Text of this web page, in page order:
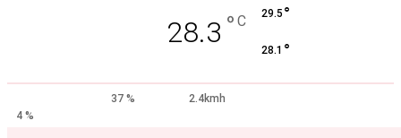
28.3 ° C 29.5 °
28.1 °
37 %
2.4kmh
4 %